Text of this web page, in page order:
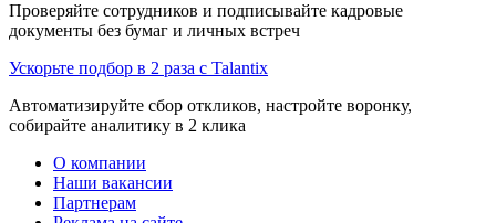
Проверяйте сотрудников и подписывайте кадровые
документы без бумаг и личных встреч
Ускорьте подбор в 2 раза с Talantix
Автоматизируйте сбор откликов, настройте воронку,
собирайте аналитику в 2 клика
О компании
Наши вакансии
Партнерам